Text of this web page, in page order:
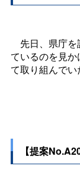
先日、県庁を
ているのを見
て取り組んでい
【提案